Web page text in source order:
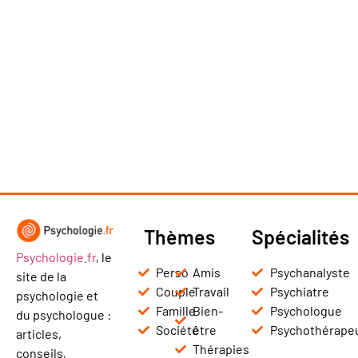
Psychologie.fr, le
site de la
psychologie et
du psychologue :
articles,
conseils,
Thèmes
Perso
Couple
Famille
Société
Amis
Travail
Bien-
être
Thérapies
Spécialités
Psychanalyste
Psychiatre
Psychologue